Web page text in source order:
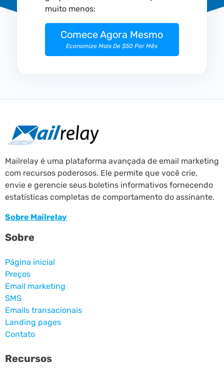
muito menos:
Comece Agora Mesmo
Economize Mais De $50 Por Mês
Mailrelay é uma plataforma avançada de email marketing
com recursos poderosos. Ele permite que você crie,
envie e gerencie seus boletins informativos fornecendo
estatísticas completas de comportamento do assinante.
Sobre Mailrelay
Sobre
Página inicial
Preços
Email marketing
SMS
Emails transacionais
Landing pages
Contato
Recursos